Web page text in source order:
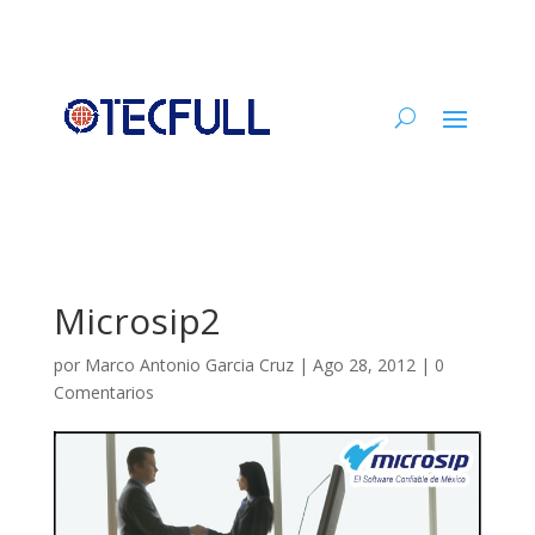
Microsip2
por Marco Antonio Garcia Cruz| Ago 28, 2012| 0
Comentarios